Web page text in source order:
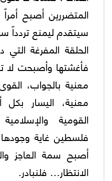
المتضررين أصبح
سيتقدم ليمنع تردداً
الحلقة المفرغة
فأغشتها وأصبحت لا
معنية بالجواب،
معنية، اليسار
القومية
فلسطين غاية وجودها
أصبح سمة العاجز
الانتظار… فلنبادر.